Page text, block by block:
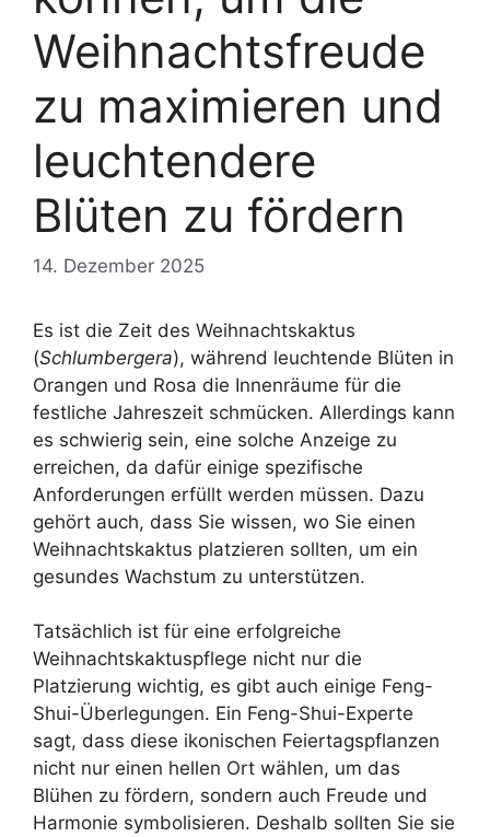
Weihnachtsfreude
zu maximieren und
leuchtendere
Blüten zu fördern
14. Dezember 2025
Es ist die Zeit des Weihnachtskaktus
(Schlumbergera), während leuchtende Blüten in
Orangen und Rosa die Innenräume für die
festliche Jahreszeit schmücken. Allerdings kann
es schwierig sein, eine solche Anzeige zu
erreichen, da dafür einige spezifische
Anforderungen erfüllt werden müssen. Dazu
gehört auch, dass Sie wissen, wo Sie einen
Weihnachtskaktus platzieren sollten, um ein
gesundes Wachstum zu unterstützen.
Tatsächlich ist für eine erfolgreiche
Weihnachtskaktuspflege nicht nur die
Platzierung wichtig, es gibt auch einige Feng-
Shui-Überlegungen. Ein Feng-Shui-Experte
sagt, dass diese ikonischen Feiertagspflanzen
nicht nur einen hellen Ort wählen, um das
Blühen zu fördern, sondern auch Freude und
Harmonie symbolisieren. Deshalb sollten Sie sie